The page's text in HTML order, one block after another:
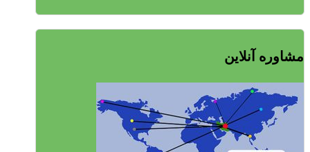
مشاوره آنلاین